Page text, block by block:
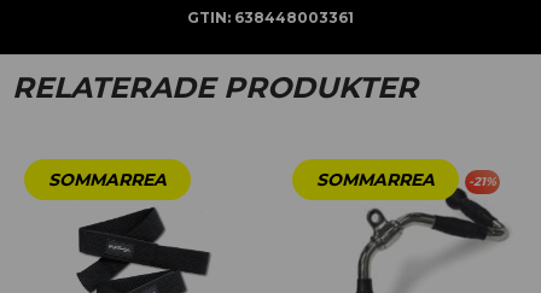
GTIN: 638448003361
RELATERADE PRODUKTER
-21%